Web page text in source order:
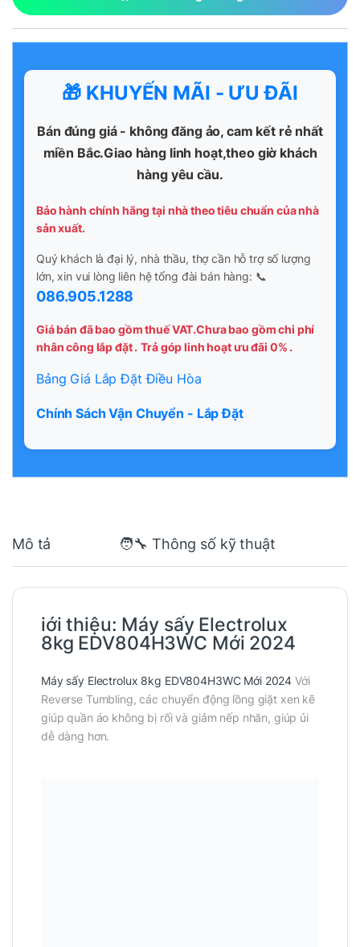
🎁 KHUYẾN MÃI - ƯU ĐÃI
Bán đúng giá - không đăng ảo, cam kết rẻ nhất
miền Bắc.Giao hàng linh hoạt,theo giờ khách
hàng yêu cầu.
Bảo hành chính hãng tại nhà theo tiêu chuẩn của nhà
sản xuất.
Quý khách là đại lý, nhà thầu, thợ cần hỗ trợ số lượng
lớn, xin vui lòng liên hệ tổng đài bán hàng: 📞
086.905.1288
Giá bán đã bao gồm thuế VAT.Chưa bao gồm chi phí
nhân công lắp đặt . Trả góp linh hoạt ưu đãi 0% .
Bảng Giá Lắp Đặt Điều Hòa
Chính Sách Vận Chuyển - Lắp Đặt
Mô tả 🧑‍🔧 Thông số kỹ thuật
iới thiệu: Máy sấy Electrolux
8kg EDV804H3WC Mới 2024
Máy sấy Electrolux 8kg EDV804H3WC Mới 2024 Với
Reverse Tumbling, các chuyển động lồng giặt xen kẽ
giúp quần áo không bị rối và giảm nếp nhăn, giúp ủi
dễ dàng hơn.